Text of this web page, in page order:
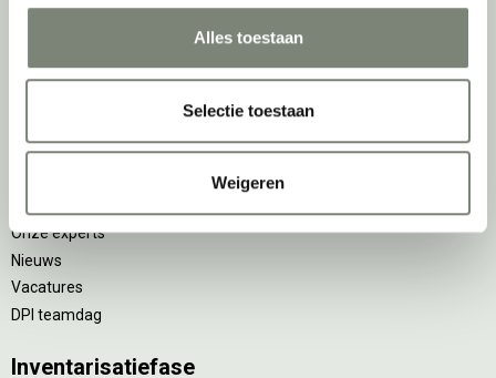
Alles toestaan
Selectie toestaan
Weigeren
Werkplekken
Onze experts
Nieuws
Vacatures
DPI teamdag
Inventarisatiefase